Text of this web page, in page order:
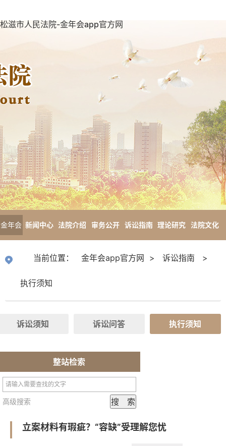
松滋市人民法院-金年会app官方网
金年会
方网
新闻中心 法院介绍 审务公开 诉讼指南 理论研究 法院文化
当前位置： 金年会app官方网 > 诉讼指南 >
执行须知
诉讼须知 诉讼问答 执行须知
整站检索
高级搜索
立案材料有瑕疵？“容缺”受理解您忧